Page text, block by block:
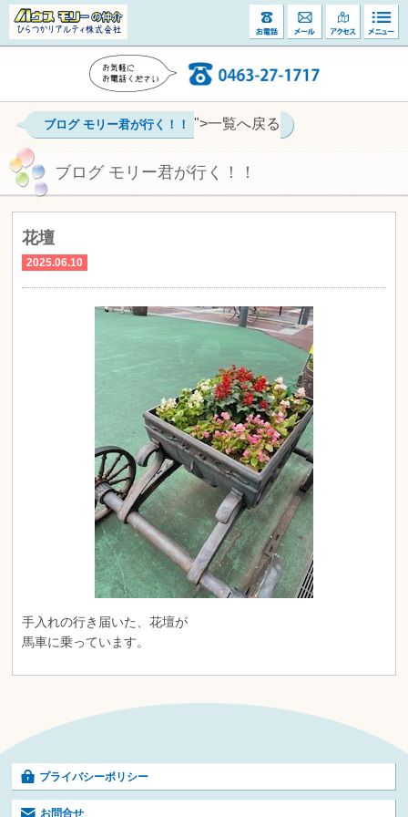
ブログ モリー君が行く！！ ">一覧へ戻る
ブログ モリー君が行く！！
花壇
2025.06.10
手入れの行き届いた、花壇が
馬車に乗っています。
プライバシーポリシー
お問合せ